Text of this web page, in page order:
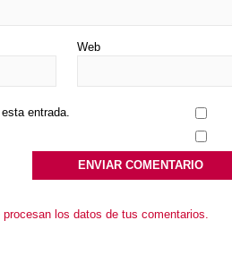
Web
entrada.
los datos de tus comentarios.